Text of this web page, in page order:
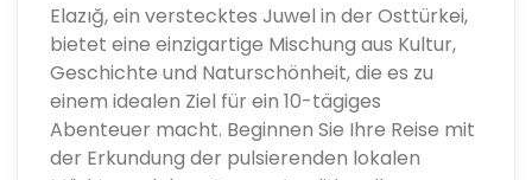
Elazığ, ein verstecktes Juwel in der Osttürkei,
bietet eine einzigartige Mischung aus Kultur,
Geschichte und Naturschönheit, die es zu
einem idealen Ziel für ein 10-tägiges
Abenteuer macht. Beginnen Sie Ihre Reise mit
der Erkundung der pulsierenden lokalen